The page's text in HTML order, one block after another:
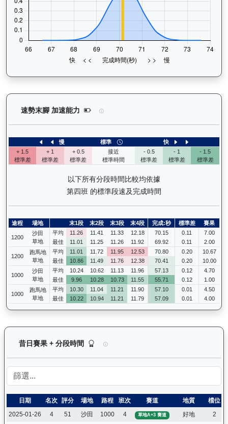
速勢末腳 加速能力 精彩勇士（D387）— 速勢末腳加速能
慢 標準
快
+ 1.5
標準差
+ 1
標準差
+ 0.5
標準差
接近
標準時間
- 0.5
標準差
- 1
標準差
- 1.5
標準差
以下所有分段時間比較均依據
第四班 的標準段速及完成時間
途程 場地 末1段 末2段 末3段 末4段 完成:秒 標準差 賽果
1200
沙田
草地
平均 11.26 11.41 11.33 12.18 70.15 0.11
7.00
最佳
11.01 11.25 11.26 11.92 69.92 0.11 2.00
1200
跑馬地
草地
平均 11.01 11.72 11.95 12.53 70.80 0.20
10.67
最佳
10.86 11.49 11.76 12.38 70.41 0.20 10.00
1000
沙田
草地
平均 10.24 10.62 11.13 11.96 57.13 0.12
4.70
最佳
9.96 10.28 10.73 11.55 55.71 0.12 1.00
1000
跑馬地
草地
平均 10.30 11.04 11.21 11.90 57.10 0.01
4.50
最佳
10.22 10.94 11.21 11.79 57.09 0.01 4.00
昔日賽果 + 分段時間 精彩勇士（D387）— 昔日賽果及分
日期 名次 評分 場地 路程 班次 賽道 地質 檔位
2025-01-26
4 51 沙田 1000 4 草地A+3 賽道 好地 2